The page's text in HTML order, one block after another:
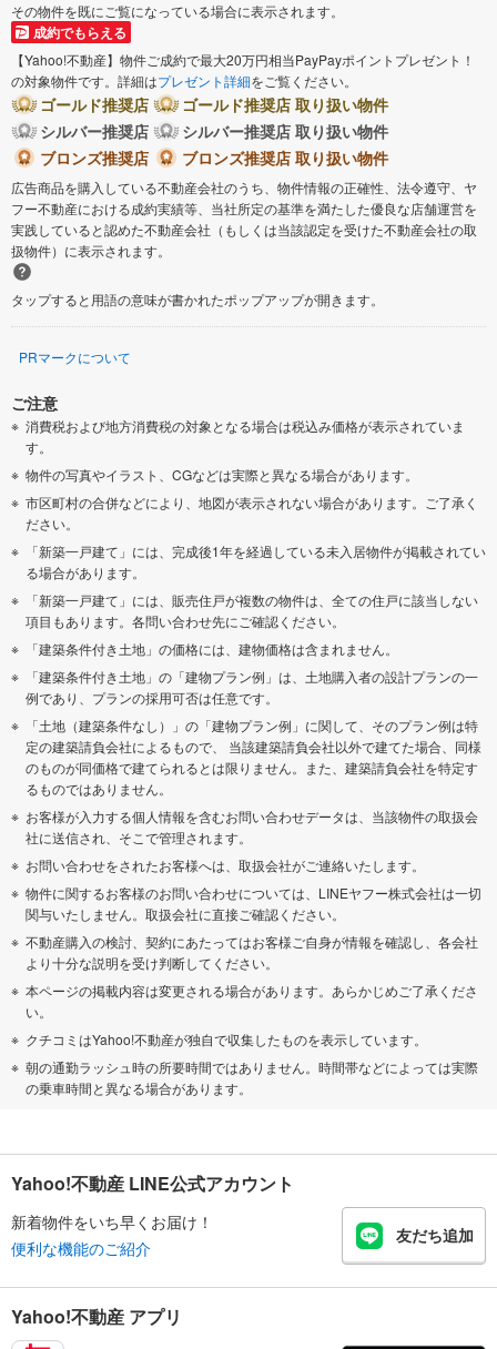
その物件を既にご覧になっている場合に表示されます。
成約でもらえる
【Yahoo!不動産】物件ご成約で最大20万円相当PayPayポイントプレゼント！
の対象物件です。詳細はプレゼント詳細をご覧ください。
ゴールド推奨店
ゴールド推奨店 取り扱い物件
シルバー推奨店
シルバー推奨店 取り扱い物件
ブロンズ推奨店
ブロンズ推奨店 取り扱い物件
広告商品を購入している不動産会社のうち、物件情報の正確性、法令遵守、ヤ
フー不動産における成約実績等、当社所定の基準を満たした優良な店舗運営を
実践していると認めた不動産会社（もしくは当該認定を受けた不動産会社の取
扱物件）に表示されます。
タップすると用語の意味が書かれたポップアップが開きます。
PRマークについて
ご注意
消費税および地方消費税の対象となる場合は税込み価格が表示されていま
す。
物件の写真やイラスト、CGなどは実際と異なる場合があります。
市区町村の合併などにより、地図が表示されない場合があります。ご了承く
ださい。
「新築一戸建て」には、完成後1年を経過している未入居物件が掲載されてい
る場合があります。
「新築一戸建て」には、販売住戸が複数の物件は、全ての住戸に該当しない
項目もあります。各問い合わせ先にご確認ください。
「建築条件付き土地」の価格には、建物価格は含まれません。
「建築条件付き土地」の「建物プラン例」は、土地購入者の設計プランの一
例であり、プランの採用可否は任意です。
「土地（建築条件なし）」の「建物プラン例」に関して、そのプラン例は特
定の建築請負会社によるもので、 当該建築請負会社以外で建てた場合、同様
のものが同価格で建てられるとは限りません。また、建築請負会社を特定す
るものではありません。
お客様が入力する個人情報を含むお問い合わせデータは、当該物件の取扱会
社に送信され、そこで管理されます。
お問い合わせをされたお客様へは、取扱会社がご連絡いたします。
物件に関するお客様のお問い合わせについては、LINEヤフー株式会社は一切
関与いたしません。取扱会社に直接ご確認ください。
不動産購入の検討、契約にあたってはお客様ご自身が情報を確認し、各会社
より十分な説明を受け判断してください。
本ページの掲載内容は変更される場合があります。あらかじめご了承くださ
い。
クチコミはYahoo!不動産が独自で収集したものを表示しています。
朝の通勤ラッシュ時の所要時間ではありません。時間帯などによっては実際
の乗車時間と異なる場合があります。
Yahoo!不動産 LINE公式アカウント
新着物件をいち早くお届け！
便利な機能のご紹介
友だち追加
Yahoo!不動産 アプリ